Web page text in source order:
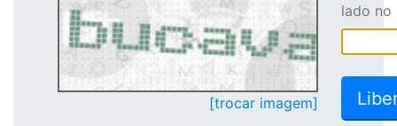
[trocar imagem]
lado no